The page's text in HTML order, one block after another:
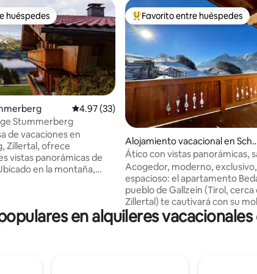
5, 148 reseñas
huéspedes
huéspedes
Calificación promedio: 4.97 de 5, 33 reseñas
4.97 (33)
Stummerberg
de vacaciones en
Zillertal, ofrece
vistas panorámicas de
en la montaña,
y pintoresco ofrece
con la naturaleza a
Favorito entre huéspedes
Favorito entre huéspedes
Alojamiento vacacional en
az
Ático con vistas panorámicas,
balcón grande
Acogedor, moderno,
espacioso: el apartamento
pueblo de Gallzein (Tirol, cerca
Zillertal) te cautivará con su
artesanal y su elegancia
construcción tradicional de
personas bajo petición) -
en alquileres vacacionales